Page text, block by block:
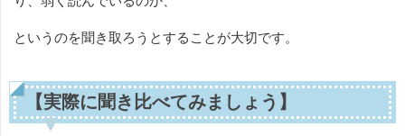
というのを聞き取ろうとすることが大切です。
【実際に聞き比べてみましょう】